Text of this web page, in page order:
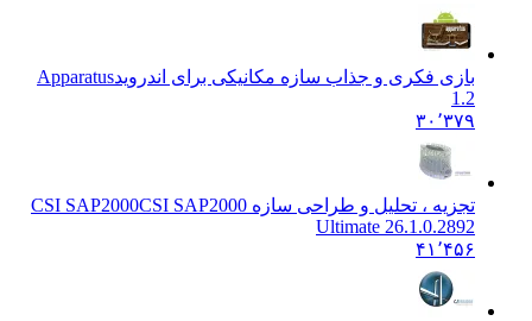
بازی فکری و جذاب سازه مکانیکی برای اندرویدApparatus
۳۰٬۳۷۹
تجزیه ، تحلیل و طراحی سازه CSI SAP2000CSI SAP2000
Ultimate 26.1.0.2892
۴۱٬۴۵۶